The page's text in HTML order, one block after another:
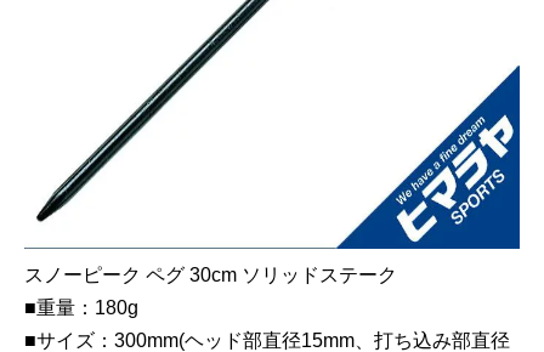
スノーピーク ペグ 30cm ソリッドステーク
■重量：180g
■サイズ：300mm(ヘッド部直径15mm、打ち込み部直径